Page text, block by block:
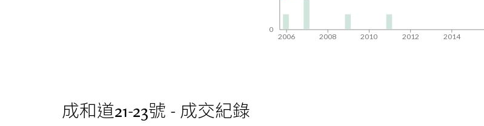
2006 2008 2010 2012 2014
0
成和道21-23號 - 成交紀錄